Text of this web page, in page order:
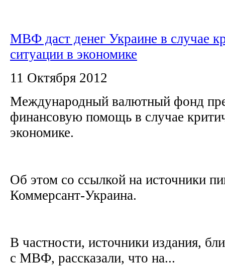
МВФ даст денег Украине в случае
ситуации в экономике
11 Октября 2012
Международный валютный фонд
финансовую помощь в случае
экономике.
Об этом со ссылкой на источники
Коммерсант-Украина.
В частности, источники издания,
с МВФ, рассказали, что на...